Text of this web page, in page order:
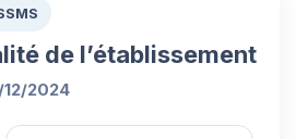
de l’établissement
12/2024